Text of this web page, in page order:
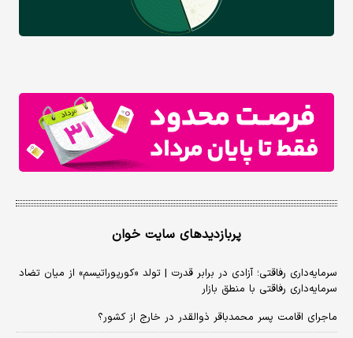
پربازدیدهای سایت خوان
سرمایه‌داری رفاقتی؛ آزادی در برابر قدرت | تولد «کورپوراتیسم» از میان تضاد
سرمایه‌داری رفاقتی با منطق بازار
ماجرای اقامت پسر محمدباقر ذوالقدر در خارج از کشور؟